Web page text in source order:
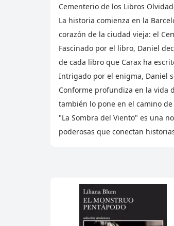
Cementerio de los Libros
La historia comienza en la
corazón de la ciudad vieja: el
Fascinado por el libro, Daniel
de cada libro que Carax ha
Intrigado por el enigma, Daniel
Conforme profundiza en la vida
también lo pone en el camino
"La Sombra del Viento" es una
poderosas que conectan